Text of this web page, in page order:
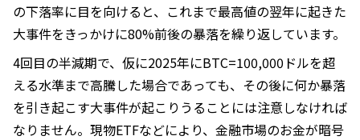
の下落率に目を向けると、これまで最高値の翌年に起きた
大事件をきっかけに80%前後の暴落を繰り返しています。
4回目の半減期で、仮に2025年にBTC=100,000ドルを超
える水準まで高騰した場合であっても、その後に何か暴落
を引き起こす大事件が起こりうることには注意しなければ
なりません。現物ETFなどにより、金融市場のお金が暗号